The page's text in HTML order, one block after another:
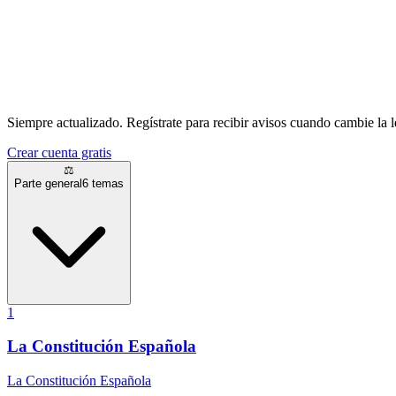
Siempre actualizado. Regístrate para recibir avisos cuando cambie la
Crear cuenta gratis
⚖️
Parte general6 temas
1
La Constitución Española
La Constitución Española